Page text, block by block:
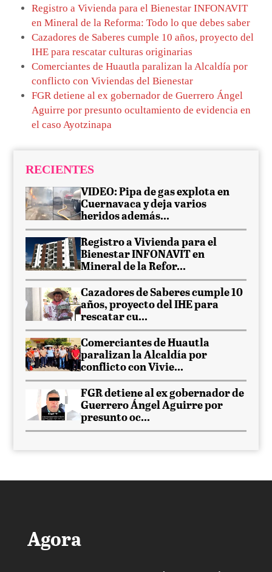
Registro a Vivienda para el Bienestar INFONAVIT
en Mineral de la Reforma: Todo lo que debes saber
Cazadores de Saberes cumple 10 años, proyecto del
IHE para rescatar culturas originarias
Comerciantes de Huautla paralizan la Alcaldía por
conflicto con Viviendas del Bienestar
FGR detiene al ex gobernador de Guerrero Ángel
Aguirre por presunto ocultamiento de evidencia en
el caso Ayotzinapa
RECIENTES
VIDEO: Pipa de gas explota en
Cuernavaca y deja varios
heridos además...
Registro a Vivienda para el
Bienestar INFONAVIT en
Mineral de la Refor...
Cazadores de Saberes cumple 10
años, proyecto del IHE para
rescatar cu...
Comerciantes de Huautla
paralizan la Alcaldía por
conflicto con Vivie...
FGR detiene al ex gobernador de
Guerrero Ángel Aguirre por
presunto oc...
Agora